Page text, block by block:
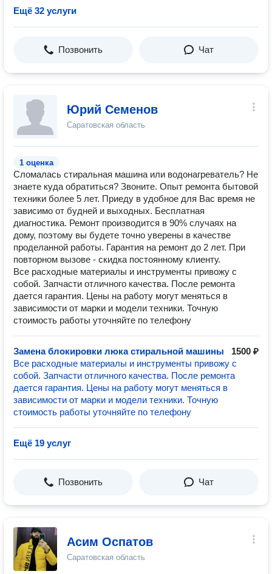
Ещё 32 услуги
Позвонить Чат
Юрий Семенов
Саратовская область
1 оценка
Сломалась стиральная машина или водонагреватель? Не
знаете куда обратиться? Звоните. Опыт ремонта бытовой
техники более 5 лет. Приеду в удобное для Вас время не
зависимо от будней и выходных. Бесплатная
диагностика. Ремонт производится в 90% случаях на
дому, поэтому вы будете точно уверены в качестве
проделанной работы. Гарантия на ремонт до 2 лет. При
повторном вызове - скидка постоянному клиенту.
Все расходные материалы и инструменты привожу с
собой. Запчасти отличного качества. После ремонта
дается гарантия. Цены на работу могут меняться в
зависимости от марки и модели техники. Точную
стоимость работы уточняйте по телефону
Замена блокировки люка стиральной машины
1500 ₽
Все расходные материалы и инструменты привожу с
собой. Запчасти отличного качества. После ремонта
дается гарантия. Цены на работу могут меняться в
зависимости от марки и модели техники. Точную
стоимость работы уточняйте по телефону
Ещё 19 услуг
Позвонить Чат
Асим Оспатов
Саратовская область